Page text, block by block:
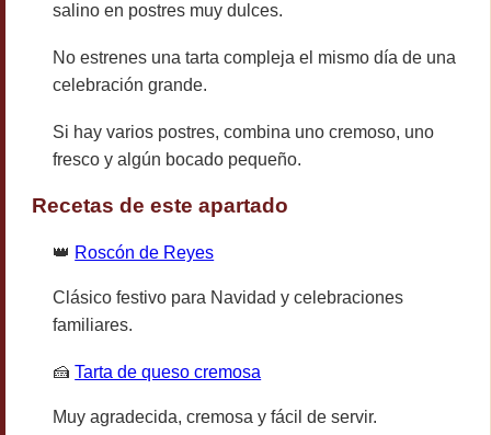
salino en postres muy dulces.
No estrenes una tarta compleja el mismo día de una
celebración grande.
Si hay varios postres, combina uno cremoso, uno
fresco y algún bocado pequeño.
Recetas de este apartado
👑 Roscón de Reyes
Clásico festivo para Navidad y celebraciones
familiares.
🍰Tarta de queso cremosa
Muy agradecida, cremosa y fácil de servir.